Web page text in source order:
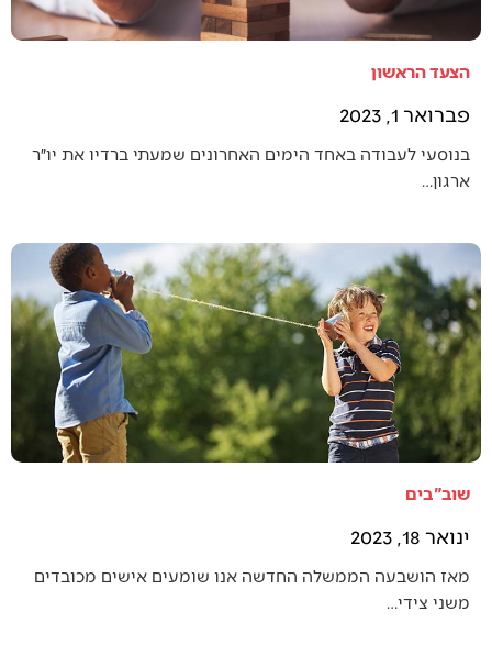
הצעד הראשון
פברואר 1, 2023
בנוסעי לעבודה באחד הימים האחרונים שמעתי ברדיו את יו״ר
ארגון…
שוב"בים
ינואר 18, 2023
מאז הושבעה הממשלה החדשה אנו שומעים אישים מכובדים
משני צידי…